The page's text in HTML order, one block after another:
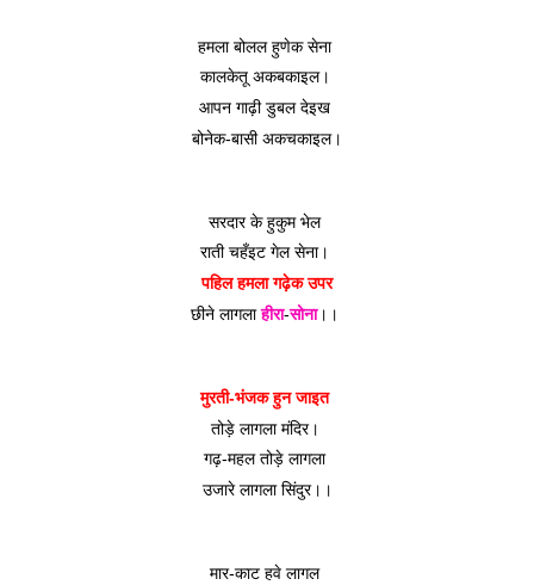
हमला बोलल हुणेक सेना
कालकेतू अकबकाइल।
आपन गाढ़ी डुबल देइख
बोनेक-बासी अकचकाइल।
सरदार के हुकुम भेल
राती चहँइट गेल सेना।
पहिल हमला गढ़ेक उपर
छीने लागला हीरा-सोना।।
मुरती-भंजक हुन जाइत
तोड़े लागला मंदिर।
गढ़-महल तोड़े लागला
उजारे लागला सिंदुर।।
मार-काट हवे लागल